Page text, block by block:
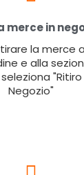
merce in
la merce
e alla
"Ritiro
Negozio"